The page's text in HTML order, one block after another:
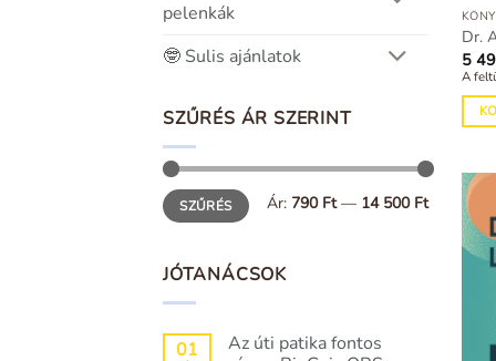
pelenkák
🤓 Sulis ajánlatok
SZŰRÉS ÁR SZERINT
Min
ár
Max
ár SZŰRÉS Ár: 790 Ft— 14 500 Ft
JÓTANÁCSOK
01
Az úti patika fontos
Dr.
5
A